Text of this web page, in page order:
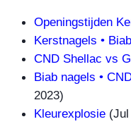
Openingstijden
Kerstnagels •
CND Shellac vs
Biab nagels •
2023)
Kleurexplosie